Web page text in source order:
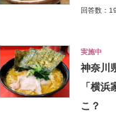
回答数：
実施中
神奈川
「横
こ？